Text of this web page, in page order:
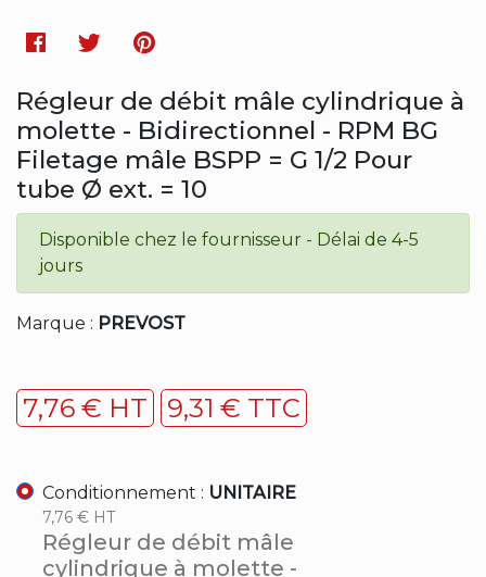
Facebook
TwitterPinterest
Régleur de débit mâle cylindrique à
molette - Bidirectionnel - RPM BG
Filetage mâle BSPP = G 1/2 Pour
tube Ø ext. = 10
Disponible chez le fournisseur - Délai de 4-5
jours
Marque : PREVOST
7,76 € HT 9,31 € TTC
Conditionnement : UNITAIRE
7,76 € HT
Régleur de débit mâle
cylindrique à molette -